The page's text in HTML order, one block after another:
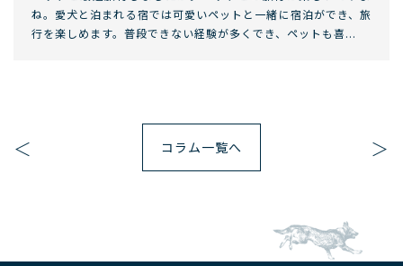
ね。愛犬と泊まれる宿では可愛いペットと一緒に宿泊ができ、旅
行を楽しめます。普段できない経験が多くでき、ペットも喜...
＜ コラム一覧へ ＞